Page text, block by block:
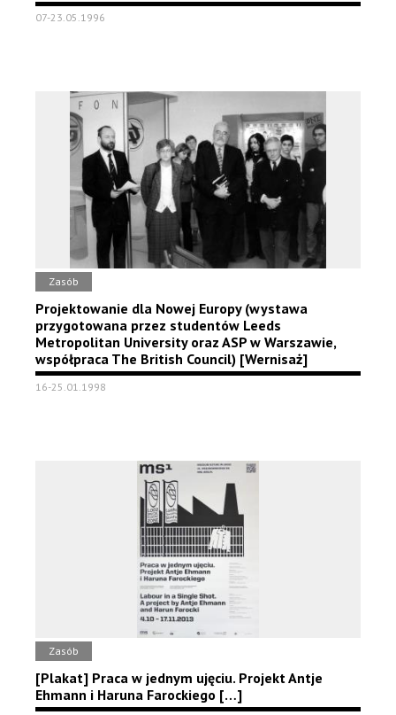
07-23.05.1996
Zasób
Projektowanie dla Nowej Europy (wystawa
przygotowana przez studentów Leeds
Metropolitan University oraz ASP w Warszawie,
współpraca The British Council) [Wernisaż]
16-25.01.1998
Zasób
[Plakat] Praca w jednym ujęciu. Projekt Antje
Ehmann i Haruna Farockiego […]